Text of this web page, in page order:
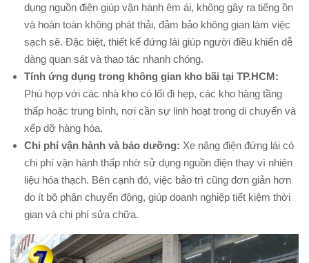
dụng nguồn điện giúp vận hành êm ái, không gây ra tiếng ồn
và hoàn toàn không phát thải, đảm bảo không gian làm việc
sạch sẽ. Đặc biệt, thiết kế đứng lái giúp người điều khiển dễ
dàng quan sát và thao tác nhanh chóng.
Tính ứng dụng trong không gian kho bãi tại TP.HCM:
Phù hợp với các nhà kho có lối đi hẹp, các kho hàng tầng
thấp hoặc trung bình, nơi cần sự linh hoạt trong di chuyển và
xếp dỡ hàng hóa.
Chi phí vận hành và bảo dưỡng: Xe nâng điện đứng lái có
chi phí vận hành thấp nhờ sử dụng nguồn điện thay vì nhiên
liệu hóa thạch. Bên cạnh đó, việc bảo trì cũng đơn giản hơn
do ít bộ phận chuyển động, giúp doanh nghiệp tiết kiệm thời
gian và chi phí sửa chữa.